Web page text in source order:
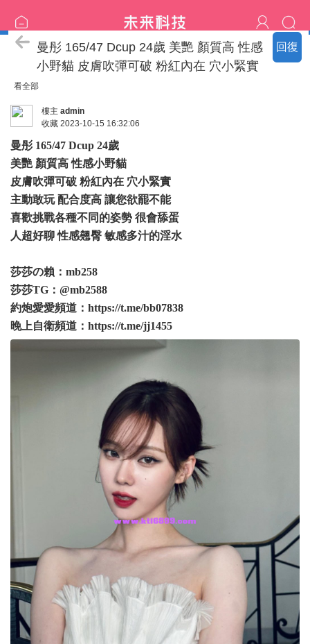
回復
臺北の新北名單
曼彤 165/47 Dcup 24歲 美艷 顏質高 性感
小野貓 皮膚吹彈可破 粉紅內在 穴小緊實
看全部
樓主 admin
收藏 2023-10-15 16:32:06
曼彤 165/47 Dcup 24歲
美艷 顏質高 性感小野貓
皮膚吹彈可破 粉紅內在 穴小緊實
主動敢玩 配合度高 讓您欲罷不能
喜歡挑戰各種不同的姿勢 很會舔蛋
人超好聊 性感翹臀 敏感多汁的淫水
莎莎の賴：mb258
莎莎TG：@mb2588
約炮愛愛頻道： https://t.me/bb07838
晚上自衛頻道： https://t.me/jj1455